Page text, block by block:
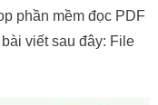
phần mềm đọc PDF
viết sau đây: File